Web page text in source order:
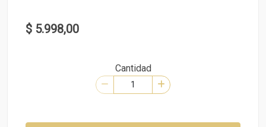
$ 5.998,00
Cantidad